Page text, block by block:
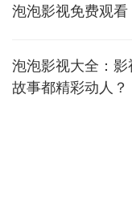
泡泡影视免费观
泡泡影视大全：
故事都精彩动人？